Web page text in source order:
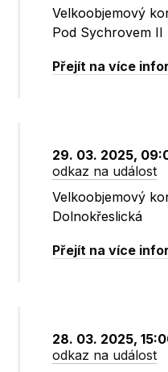
Velkoobjemový
Pod Sychrovem II
Přejít na více
29. 03. 2025,
odkaz na událost
Velkoobjemový
Dolnokřeslická
Přejít na více
28. 03. 2025,
odkaz na událost